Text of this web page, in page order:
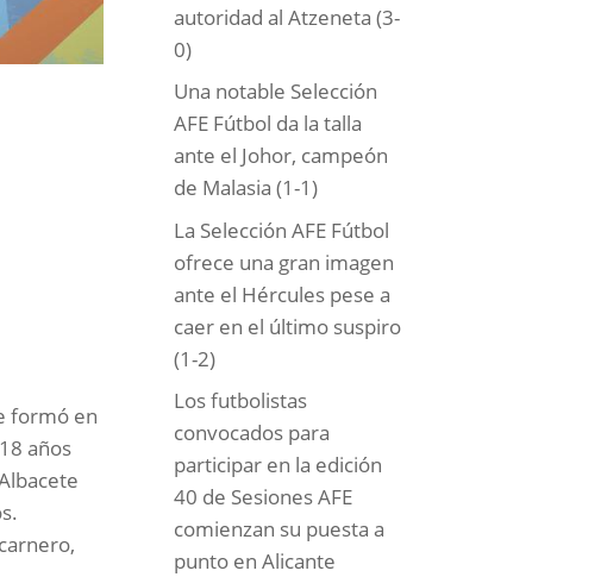
formó en
años
autoridad al Atzeneta (3-
0)
Una notable Selección
AFE Fútbol da la talla
ante el Johor, campeón
de Malasia (1-1)
La Selección AFE Fútbol
ofrece una gran imagen
ante el Hércules pese a
caer en el último suspiro
(1-2)
Los futbolistas
convocados para
participar en la edición
40 de Sesiones AFE
comienzan su puesta a
punto en Alicante